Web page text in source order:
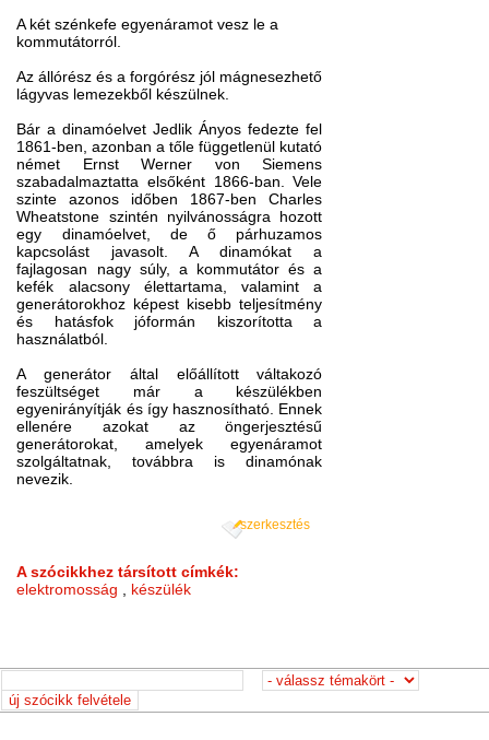
A két szénkefe egyenáramot vesz le a
kommutátorról.
Az állórész és a forgórész jól mágnesezhető
lágyvas lemezekből készülnek.
Bár a dinamóelvet Jedlik Ányos fedezte fel
1861-ben, azonban a tőle függetlenül kutató
német Ernst Werner von Siemens
szabadalmaztatta elsőként 1866-ban. Vele
szinte azonos időben 1867-ben Charles
Wheatstone szintén nyilvánosságra hozott
egy dinamóelvet, de ő ‎párhuzamos
kapcsolást javasolt.‎ A dinamókat a
fajlagosan nagy súly, a kommutátor és a
kefék alacsony élettartama, valamint a
generátorokhoz képest kisebb teljesítmény
és hatásfok jóformán kiszorította a
használatból.
A generátor által előállított váltakozó
feszültséget már a készülékben
egyenirányítják és így hasznosítható. Ennek
ellenére azokat az öngerjesztésű
generátorokat, amelyek egyenáramot
szolgáltatnak, továbbra is dinamónak
nevezik.
szerkesztés
A szócikkhez társított címkék:
elektromosság , készülék